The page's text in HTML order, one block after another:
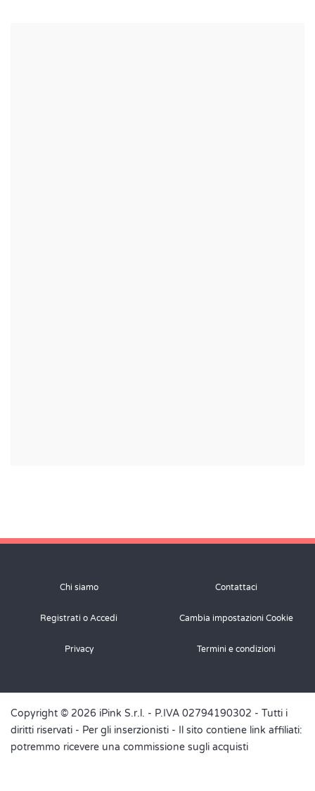
Chi siamo Contattaci
Registrati o Accedi Cambia impostazioni Cookie
Privacy Termini e condizioni
Copyright © 2026 iPink S.r.l. - P.IVA 02794190302 - Tutti i
diritti riservati - Per gli inserzionisti - Il sito contiene link affiliati:
potremmo ricevere una commissione sugli acquisti